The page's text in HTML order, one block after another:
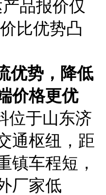
产品报价仅
价比优势凸
优势，降低
价格更优
位于山东济
通枢纽，距
镇车程短，
厂家低